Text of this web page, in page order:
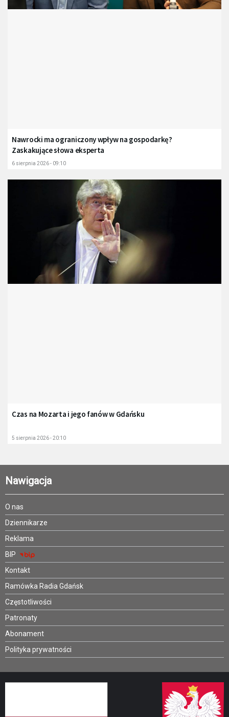
Nawrocki ma ograniczony wpływ na gospodarkę?
Zaskakujące słowa eksperta
6 sierpnia 2026 - 09:10
Czas na Mozarta i jego fanów w Gdańsku
5 sierpnia 2026 - 20:10
Nawigacja
O nas
Dziennikarze
Reklama
BIP
Kontakt
Ramówka Radia Gdańsk
Częstotliwości
Patronaty
Abonament
Polityka prywatności